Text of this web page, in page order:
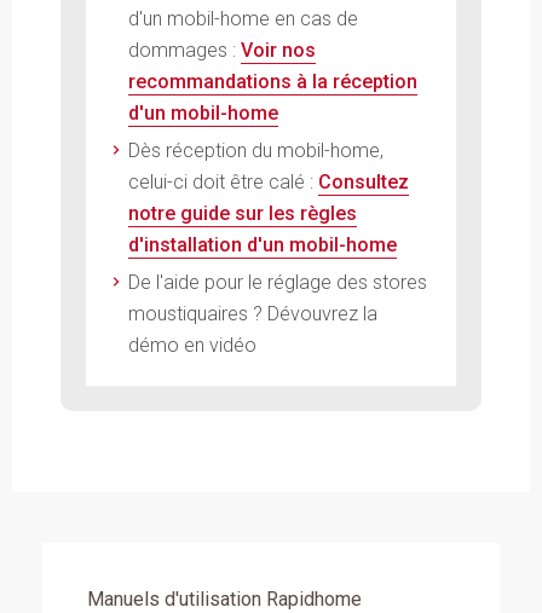
d'un mobil-home en cas de
dommages : Voir nos
recommandations à la réception
d'un mobil-home
Dès réception du mobil-home,
celui-ci doit être calé : Consultez
notre guide sur les règles
d'installation d'un mobil-home
De l'aide pour le réglage des stores
moustiquaires ? Dévouvrez la
démo en vidéo
Manuels d'utilisation Rapidhome